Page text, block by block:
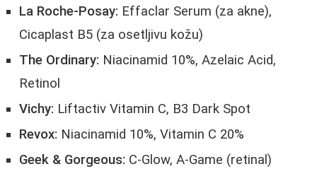
La Roche-Posay: Effaclar Serum (za akne),
Cicaplast B5 (za osetljivu kožu)
The Ordinary: Niacinamid 10%, Azelaic Acid,
Retinol
Vichy: Liftactiv Vitamin C, B3 Dark Spot
Revox: Niacinamid 10%, Vitamin C 20%
Geek & Gorgeous: C-Glow, A-Game (retinal)